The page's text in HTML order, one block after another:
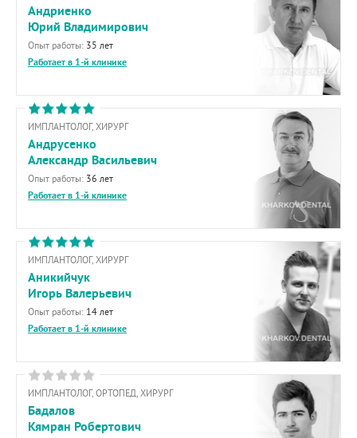
Андриенко
Юрий Владимирович
Опыт работы: 35 лет
Работает в 1-й клинике
ИМПЛАНТОЛОГ, ХИРУРГ
Андрусенко
Александр Васильевич
Опыт работы: 36 лет
Работает в 1-й клинике
ИМПЛАНТОЛОГ, ХИРУРГ
Аникийчук
Игорь Валерьевич
Опыт работы: 14 лет
Работает в 1-й клинике
ИМПЛАНТОЛОГ, ОРТОПЕД, ХИРУРГ
Бадалов
Кямран Робертович